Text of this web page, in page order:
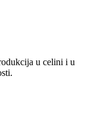
u celini i u